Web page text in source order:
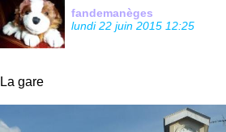
fandemanèges
lundi 22 juin 2015 12:25
La gare